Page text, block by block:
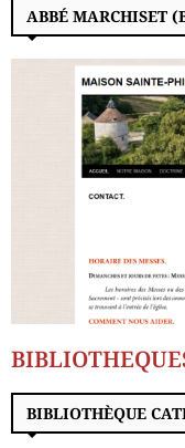
ABBÉ MARCHISET
BIBLIOTHÈQUE